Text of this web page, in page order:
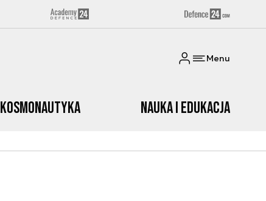
Menu
Kosmonautyka Nauka i edukacja